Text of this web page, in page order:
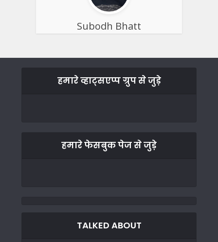
Subodh Bhatt
हमारे व्हाट्सएप्प ग्रुप से जुड़े
हमारे फेसबुक पेज से जुड़े
TALKED ABOUT